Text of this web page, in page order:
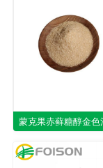
蒙克果赤藓糖醇金色